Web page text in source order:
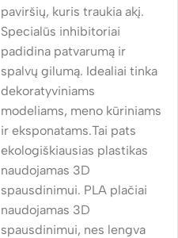
paviršių, kuris traukia akį.
Specialūs inhibitoriai
padidina patvarumą ir
spalvų gilumą. Idealiai tinka
dekoratyviniams
modeliams, meno kūriniams
ir eksponatams.Tai pats
ekologiškiausias plastikas
naudojamas 3D
spausdinimui. PLA plačiai
naudojamas 3D
spausdinimui, nes lengva